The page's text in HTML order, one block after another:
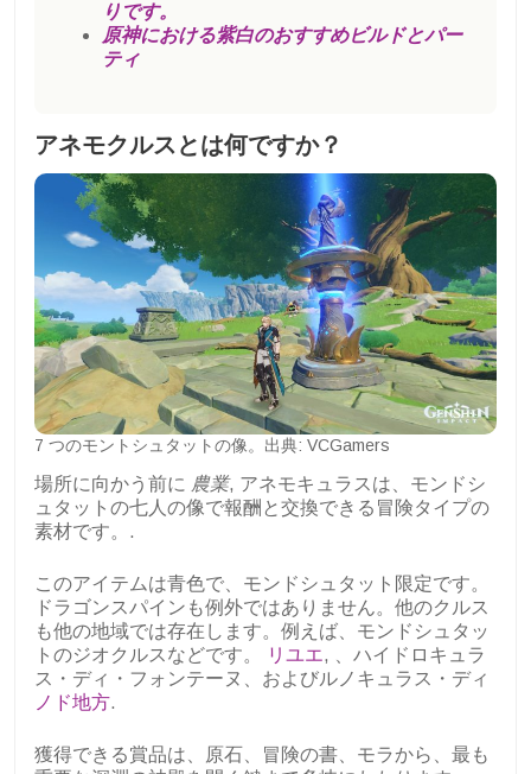
りです。
原神における紫白のおすすめビルドとパー
ティ
アネモクルスとは何ですか？
7 つのモントシュタットの像。出典: VCGamers
場所に向かう前に 農業, アネモキュラスは、モンドシ
ュタットの七人の像で報酬と交換できる冒険タイプの
素材です。.
このアイテムは青色で、モンドシュタット限定です。
ドラゴンスパインも例外ではありません。他のクルス
も他の地域では存在します。例えば、モンドシュタッ
トのジオクルスなどです。
リユエ, 、ハイドロキュラ
ス・ディ・フォンテーヌ、およびルノキュラス・ディ
ノド地方.
獲得できる賞品は、原石、冒険の書、モラから、最も